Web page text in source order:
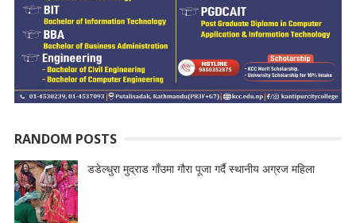
RANDOM POSTS
डडेल्धुरा मुद्राड गाँउमा गौरा पूजा गर्दै स्थानीय अग्रज महिला